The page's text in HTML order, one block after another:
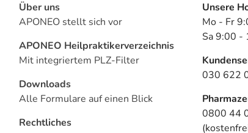
Über uns
APONEO stellt sich vor
APONEO Heilpraktikerverzeichnis
Mit integriertem PLZ-Filter
Downloads
Alle Formulare auf einen Blick
Rechtliches
Unsere
Mo - Fr
Sa 9:00 -
030 622
0800 44